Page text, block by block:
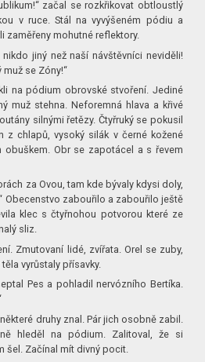
začal se rozkřikovat obtloustlý
v ruce. Stál na vyvýšeném pódiu a
zaměřeny mohutné reflektory.
jiný než naší návštěvníci neviděli!
muž se Zóny!“
na pódium obrovské stvoření. Jediné
muž stehna. Neforemná hlava a křivé
silnými řetězy. Čtyřruký se pokusil
z chlapů, vysoký silák v černé kožené
obuškem. Obr se zapotácel a s řevem
za Ovou, tam kde bývaly kdysi doly,
Obecenstvo zabouřilo a zabouřilo ještě
klec s čtyřnohou potvorou které ze
sliz.
Zmutovaní lidé, zvířata. Orel se zuby,
vyrůstaly přísavky.
Pes a pohladil nervózního Bertíka.
druhy znal. Pár jich osobně zabil.
hleděl na pódium. Zalitoval, že si
šel. Začínal mít divný pocit.